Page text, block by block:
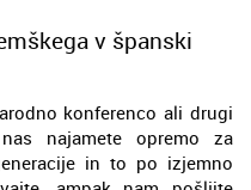
v španski
konferenco ali drugi
najamete opremo za
in to po izjemno